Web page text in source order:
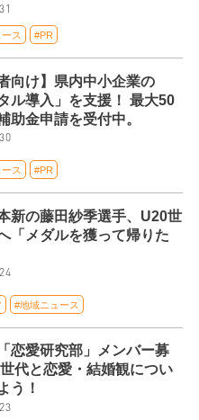
ス #PR
向け】県内中小企業の
ル導入」を支援！ 最大50
助金申請を受付中。
ス #PR
新の藤田紗季選手、U20世
「メダルを獲って帰りた
#地域ニュース
恋愛研究部」メンバー募
代と恋愛・結婚観につい
う！